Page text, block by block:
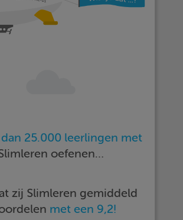
25.000 leerlingen met
oefenen…
zij Slimleren gemiddeld
met een 9,2!